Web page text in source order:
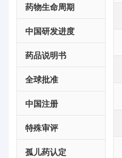
药物生命周期
中国研发进度
药品说明书
全球批准
中国注册
特殊审评
孤儿药认定